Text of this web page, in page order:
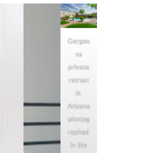
Gorgeo
us
private
retreat
in
Arizona
photog
raphed
in the